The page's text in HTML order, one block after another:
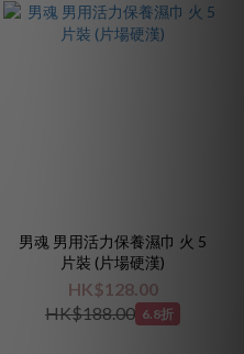
男魂 男用活力保養濕巾 火 5
片裝 (片場硬漢)
HK$128.00
HK$188.00 6.8折